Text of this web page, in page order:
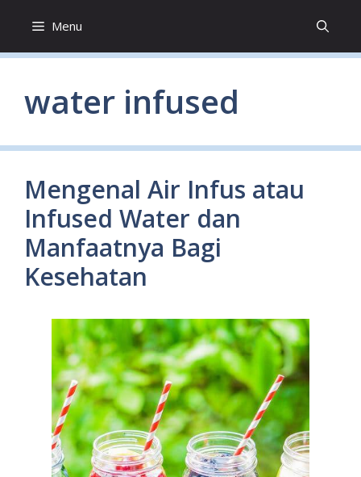
content
Menu
water infused
Mengenal Air Infus atau
Infused Water dan
Manfaatnya Bagi
Kesehatan